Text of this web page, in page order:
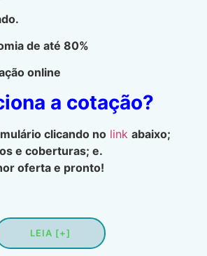
de até 80%
online
a cotação?
clicando no link abaixo;
e coberturas; e.
oferta e pronto!
LEIA [+]